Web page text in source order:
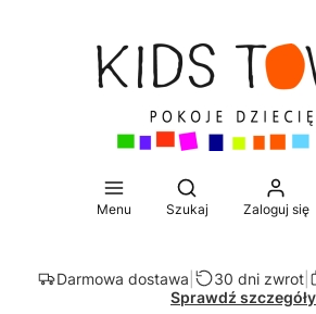
Menu
Otwórz
Szukaj Zaloguj się
Darmowa dostawa 30 dni zwrot|
Sprawdź szczegóły